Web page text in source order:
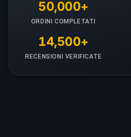
50,000+
ORDINI COMPLETATI
14,500+
RECENSIONI VERIFICATE